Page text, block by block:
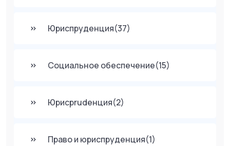
Юриспруденция(37)
Социальное обеспечение(15)
Юрисprudенция(2)
Право и юриспруденция(1)